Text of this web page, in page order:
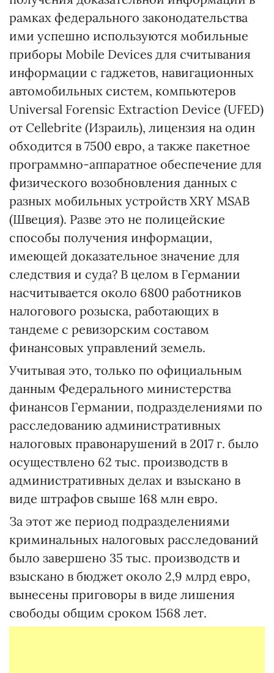
рамках федерального законодательства
ими успешно используются мобильные
приборы Mobile Devices для считывания
информации с гаджетов, навигационных
автомобильных систем, компьютеров
Universal Forensic Extraction Device (UFED)
от Cellebrite (Израиль), лицензия на один
обходится в 7500 евро, а также пакетное
программно-аппаратное обеспечение для
физического возобновления данных с
разных мобильных устройств XRY MSAB
(Швеция). Разве это не полицейские
способы получения информации,
имеющей доказательное значение для
следствия и суда? В целом в Германии
насчитывается около 6800 работников
налогового розыска, работающих в
тандеме с ревизорским составом
финансовых управлений земель.
Учитывая это, только по официальным
данным Федерального министерства
финансов Германии, подразделениями по
расследованию административных
налоговых правонарушений в 2017 г. было
осуществлено 62 тыс. производств в
административных делах и взыскано в
виде штрафов свыше 168 млн евро.
За этот же период подразделениями
криминальных налоговых расследований
было завершено 35 тыс. производств и
взыскано в бюджет около 2,9 млрд евро,
вынесены приговоры в виде лишения
свободы общим сроком 1568 лет.